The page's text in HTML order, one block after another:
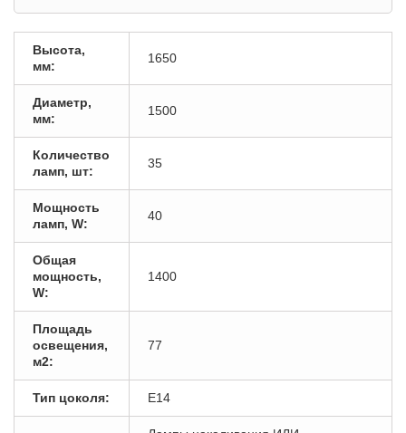
Высота,
мм:
1650
Диаметр,
мм:
1500
Количество
ламп, шт:
35
Мощность
ламп, W:
40
Общая
мощность,
W:
1400
Площадь
освещения,
м2:
77
Тип цоколя: E14